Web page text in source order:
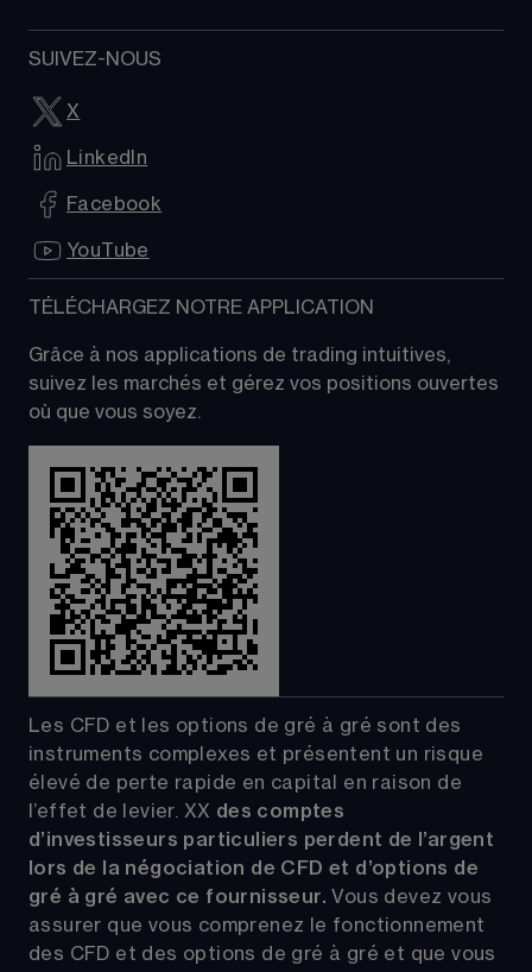
SUIVEZ-NOUS
X
LinkedIn
Facebook
YouTube
TÉLÉCHARGEZ NOTRE APPLICATION
Grâce à nos applications de trading intuitives,
suivez les marchés et gérez vos positions ouvertes
où que vous soyez.
Les CFD et les options de gré à gré sont des
instruments complexes et présentent un risque
élevé de perte rapide en capital en raison de
l’effet de levier. XX des comptes
d’investisseurs particuliers perdent de l’argent
lors de la négociation de CFD et d’options de
gré à gré avec ce fournisseur. Vous devez vous
assurer que vous comprenez le fonctionnement
des CFD et des options de gré à gré et que vous